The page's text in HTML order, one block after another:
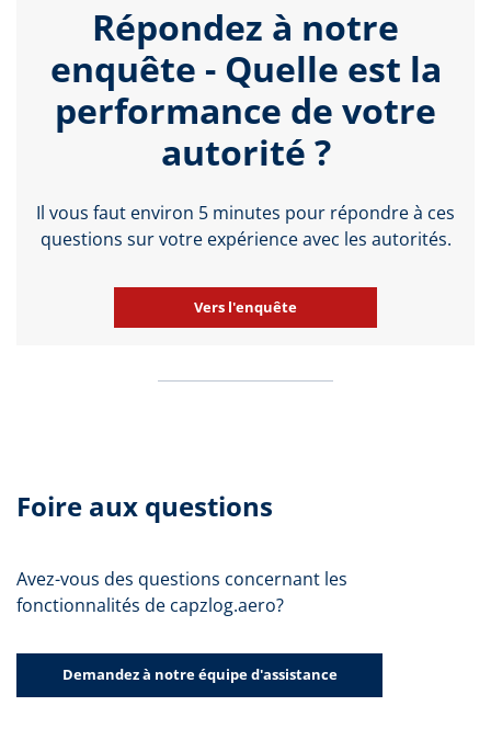
Répondez à notre
enquête - Quelle est la
performance de votre
autorité ?
Il vous faut environ 5 minutes pour répondre à ces
questions sur votre expérience avec les autorités.
Vers l'enquête
Foire aux questions
Avez-vous des questions concernant les
fonctionnalités de capzlog.aero?
Demandez à notre équipe d'assistance